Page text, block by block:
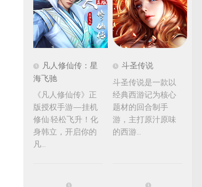
凡人修仙传：星
海飞驰
《凡人修仙传》正
版授权手游—挂机
修仙·轻松飞升！化
身韩立，开启你的
凡...
斗圣传说
斗圣传说是一款以
经典西游记为核心
题材的回合制手
游，主打原汁原味
的西游...